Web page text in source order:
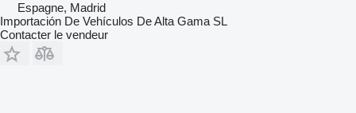
Espagne, Madrid
Importación De Vehículos De Alta Gama SL
Contacter le vendeur